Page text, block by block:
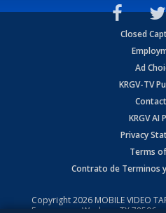
Closed
Ad
KRGV-TV
KRGV AI
Privacy
Terms
Contrato de Terminos
Copyright2026 MOBILE VIDEO
Expressway, Weslaco, TX 78596.